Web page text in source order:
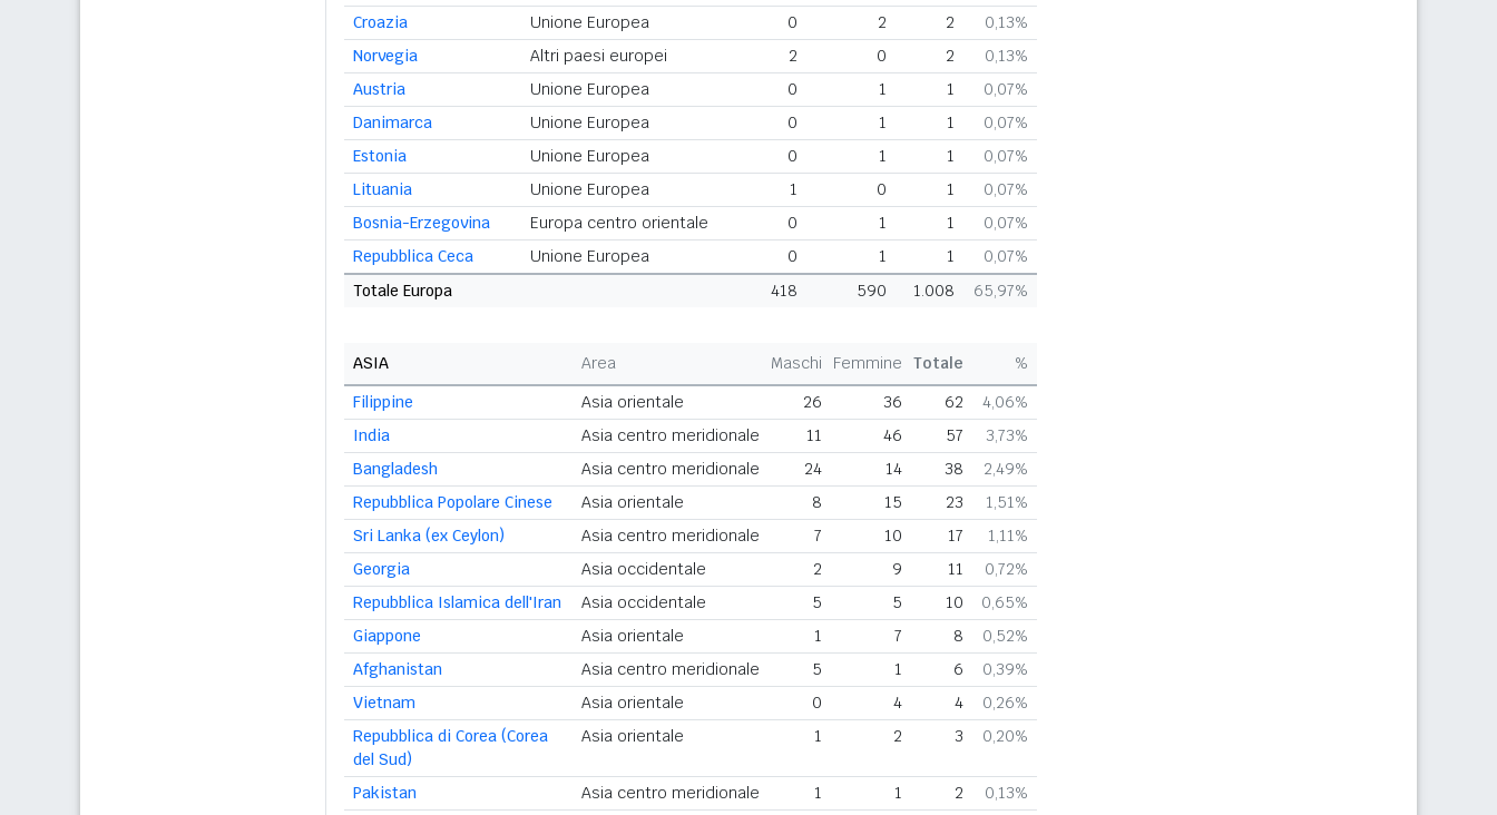
Croazia
Unione Europea 0 2 2
0,13%
Norvegia
Altri paesi europei 2 0 2
0,13%
Austria
Unione Europea 0 1 1
0,07%
Danimarca
Unione Europea 0 1 1
0,07%
Estonia
Unione Europea 0 1 1
0,07%
Lituania
Unione Europea 1 0 1
0,07%
Bosnia-Erzegovina
Europa centro orientale 0 1 1
0,07%
Repubblica Ceca
Unione Europea 0 1 1
0,07%
Totale Europa
418 590 1.008 65,97%
ASIA Area Maschi Femmine Totale
%
Filippine
Asia orientale 26 36 62
4,06%
India
Asia centro meridionale 11 46 57
3,73%
Bangladesh
Asia centro meridionale 24 14 38
2,49%
Repubblica Popolare Cinese
Asia orientale 8 15 23
1,51%
Sri Lanka (ex Ceylon)
Asia centro meridionale 7 10 17
1,11%
Georgia
Asia occidentale 2 9 11
0,72%
Repubblica Islamica dell'Iran
Asia occidentale 5 5 10
0,65%
Giappone
Asia orientale 1 7 8
0,52%
Afghanistan
Asia centro meridionale 5 1 6
0,39%
Vietnam
Asia orientale 0 4 4
0,26%
Repubblica di Corea (Corea
del Sud)
Asia orientale 1 2 3 0,20%
Pakistan Asia centro meridionale 1 1 2 0,13%